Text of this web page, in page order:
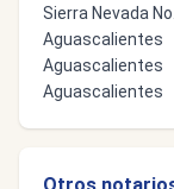
Sierra Nevada
Aguascalientes
Aguascalientes
Aguascalientes